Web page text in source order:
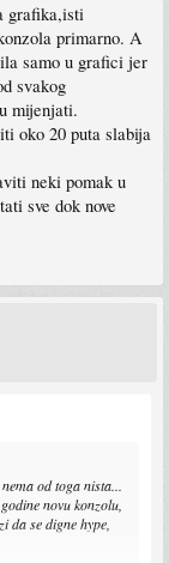
grafika,isti
primarno. A
samo u grafici jer
svakog
mijenjati.
oko 20 puta slabija
neki pomak u
sve dok nove
od toga nista...
novu konzolu,
da se digne hype,